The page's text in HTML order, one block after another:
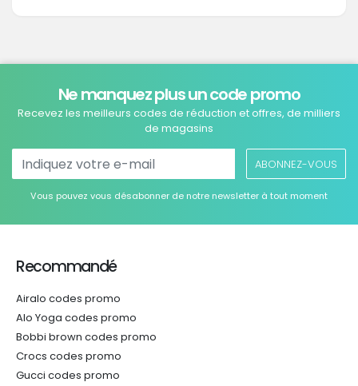
Ne manquez plus un code promo
Recevez les meilleurs codes de réduction et offres, de milliers
de magasins
ABONNEZ-VOUS
Vous pouvez vous désabonner de notre newsletter à tout moment
Recommandé
Airalo codes promo
Alo Yoga codes promo
Bobbi brown codes promo
Crocs codes promo
Gucci codes promo